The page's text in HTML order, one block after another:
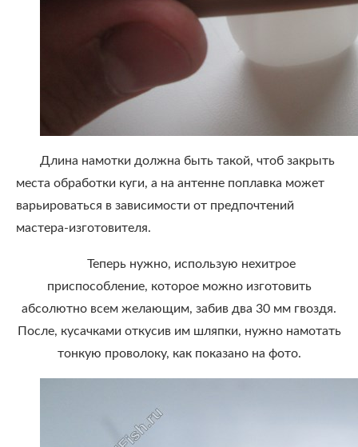
Длина намотки должна быть такой, чтоб закрыть
места обработки куги, а на антенне поплавка может
варьироваться в зависимости от предпочтений
мастера-изготовителя.
Теперь нужно, использую нехитрое
приспособление, которое можно изготовить
абсолютно всем желающим, забив два 30 мм гвоздя.
После, кусачками откусив им шляпки, нужно намотать
тонкую проволоку, как показано на фото.